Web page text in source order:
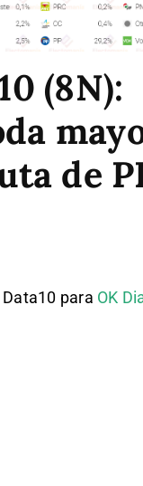
(8N):
de
para OK